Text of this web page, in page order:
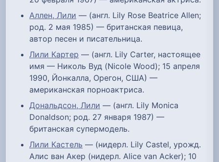
Аллен, Лили — (англ. Lily Rose Beatrice Allen;
род. 2 мая 1985) — британская певица,
автор песен и писательница.
Лили Картер — (англ. Lily Carter, настоящее
имя — Николь Вуд (Nicole Wood); 15 апреля
1990, Йонкалла, Орегон, США) —
американская порноактриса.
Дональдсон, Лили — (англ. Lily Monica
Donaldson; род. 27 января 1987) —
британская супермодель.
Лили Кастель — (нидерл. Lily Castel, урожд.
Алис ван Акер (нидерл. Alice van Acker); 10